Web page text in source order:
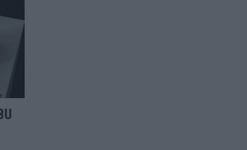
vier Big-Four-Länder, ein Gastgeber – alle Acts im
Walzer zu kurz, Moderation zu provinziell – das Fazit